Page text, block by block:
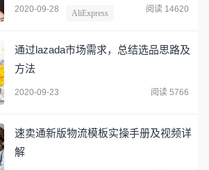
2020-09-28 AliExpress 阅读 14620
通过lazada市场需求，总结选品思路及
方法
2020-09-23 阅读 5766
速卖通新版物流模板实操手册及视频详
解